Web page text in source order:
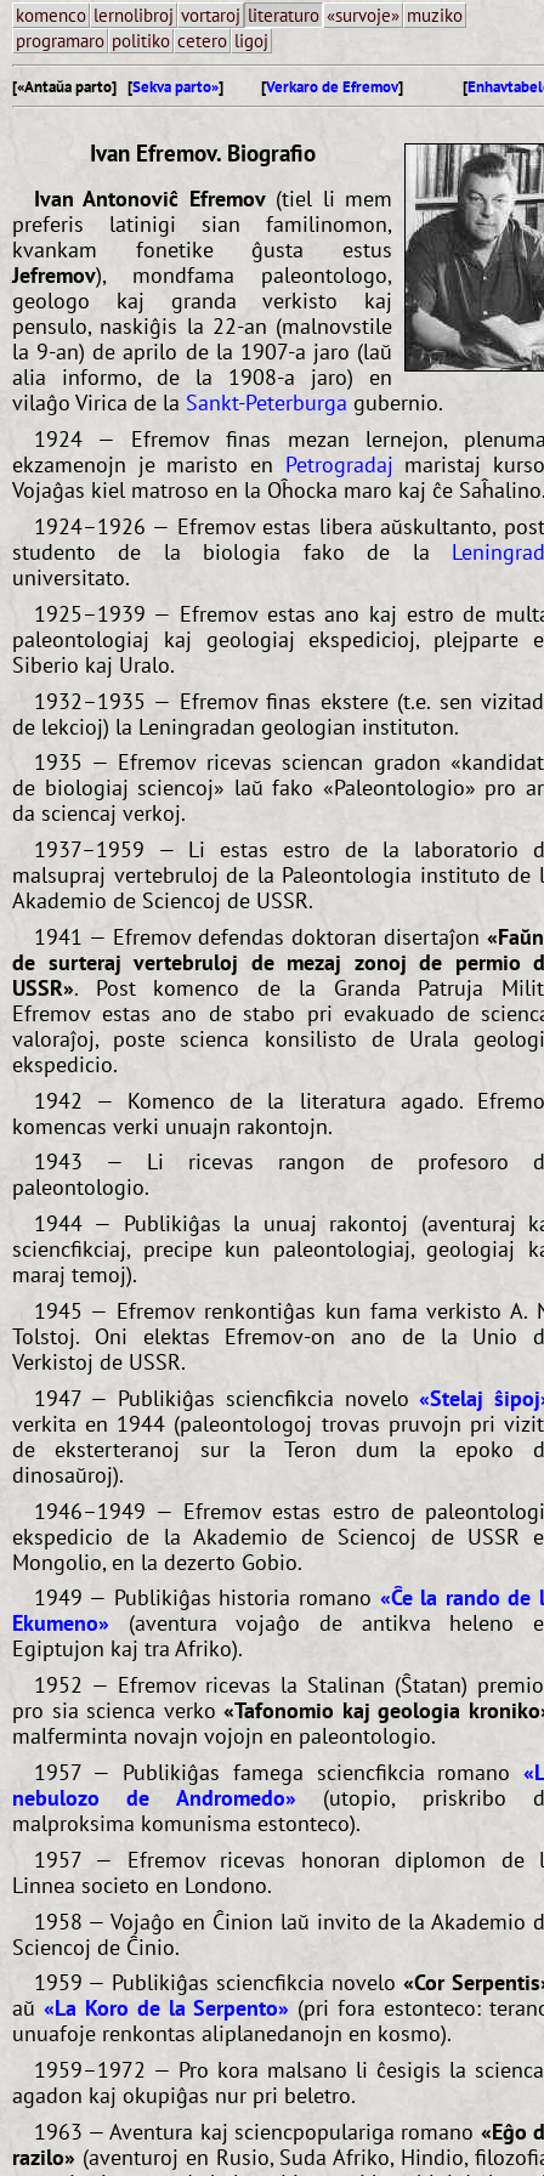
komenco lernolibroj vortaroj literaturo «survoje» muziko
programaro politiko cetero ligoj
[«Antaŭa parto] [Sekva parto»] [Verkaro de Efremov] [
Ivan Efremov. Biografio
Ivan Antonoviĉ Efremov(tiel li mem
preferis latinigi sian familinomon,
kvankam fonetike ĝusta estus
Jefremov), mondfama paleontologo,
geologo kaj granda verkisto kaj
pensulo, naskiĝis la 22-an (malnovstile
la 9-an) de aprilo de la 1907-a jaro (laŭ
alia informo, de la 1908-a jaro) en
vilaĝo Virica de la Sankt-Peterburga gubernio.
1924 — Efremov finas mezan lernejon,
ekzamenojn je maristo en Petrogradaj maristaj
Vojaĝas kiel matroso en la Oĥocka maro kaj ĉe
1924–1926 — Efremov estas libera aŭskultanto,
studento de la biologia fako de la
universitato.
1925–1939 — Efremov estas ano kaj estro de
paleontologiaj kaj geologiaj ekspedicioj, plejparte
Siberio kaj Uralo.
1932–1935 — Efremov finas ekstere (t.e. sen
de lekcioj) la Leningradan geologian instituton.
1935 — Efremov ricevas sciencan gradon
de biologiaj sciencoj» laŭ fako «Paleontologio» pro
da sciencaj verkoj.
1937–1959 — Li estas estro de la laboratorio
malsupraj vertebruloj de la Paleontologia instituto de
Akademio de Sciencoj de USSR.
1941 — Efremov defendas doktoran disertaĵon
de surteraj vertebruloj de mezaj zonoj de permio
USSR». Post komenco de la Granda Patruja
Efremov estas ano de stabo pri evakuado de
valoraĵoj, poste scienca konsilisto de Urala
ekspedicio.
1942 — Komenco de la literatura agado.
komencas verki unuajn rakontojn.
1943 — Li ricevas rangon de profesoro
paleontologio.
1944 — Publikiĝas la unuaj rakontoj (aventuraj
sciencfikciaj, precipe kun paleontologiaj, geologiaj
maraj temoj).
1945 — Efremov renkontiĝas kun fama verkisto A.
Tolstoj. Oni elektas Efremov-on ano de la Unio
Verkistoj de USSR.
1947 — Publikiĝas sciencfikcia novelo«Stelaj
verkita en 1944 (paleontologoj trovas pruvojn pri
de eksterteranoj sur la Teron dum la epoko
dinosaŭroj).
1946–1949 — Efremov estas estro de
ekspedicio de la Akademio de Sciencoj de USSR
Mongolio, en la dezerto Gobio.
1949 — Publikiĝas historia romano «Ĉe la rando de
Ekumeno» (aventura vojaĝo de antikva heleno
Egiptujon kaj tra Afriko).
1952 — Efremov ricevas la Stalinan (Ŝtatan)
pro sia scienca verko«Tafonomio kaj geologia
malferminta novajn vojojn en paleontologio.
1957 — Publikiĝas famega sciencfikcia romano
nebulozo de Andromedo» (utopio, priskribo
malproksima komunisma estonteco).
1957 — Efremov ricevas honoran diplomon de
Linnea societo en Londono.
1958 — Vojaĝo en Ĉinion laŭ invito de la Akademio
Sciencoj de Ĉinio.
1959 — Publikiĝas sciencfikcia novelo«Cor
aŭ «La Koro de la Serpento» (pri fora estonteco:
unuafoje renkontas aliplanedanojn en kosmo).
1959–1972 — Pro kora malsano li ĉesigis la
agadon kaj okupiĝas nur pri beletro.
1963 — Aventura kaj sciencpopulariga romano «Eĝo
razilo» (aventuroj en Rusio, Suda Afriko, Hindio,